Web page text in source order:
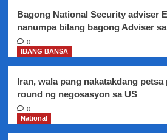
WHO
Bagong National Security adviser
nanumpa bilang bagong Adviser
0
IBANG BANSA
Iran, wala pang nakatakdang
round ng negosasyon sa US
0
National